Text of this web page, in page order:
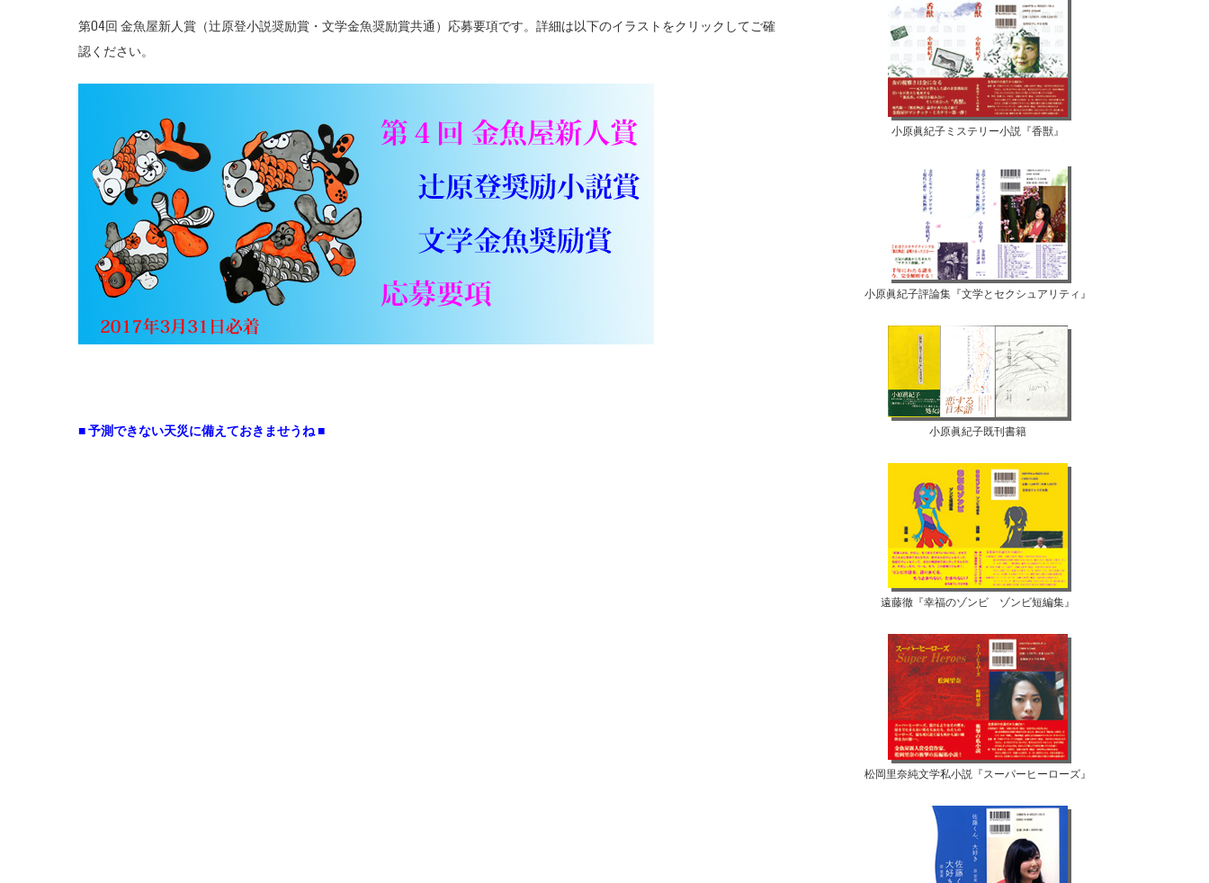
第04回 金魚屋新人賞（辻原登小説奨励賞・文学金魚奨励賞共通）応募要項です。詳細は以下のイラストをクリックしてご確
認ください。
■ 予測できない天災に備えておきませうね ■
小原眞紀子ミステリー小説『香獣』
小原眞紀子評論集『文学とセクシュアリティ』
小原眞紀子既刊書籍
遠藤徹『幸福のゾンビ ゾンビ短編集』
松岡里奈純文学私小説『スーパーヒーローズ』